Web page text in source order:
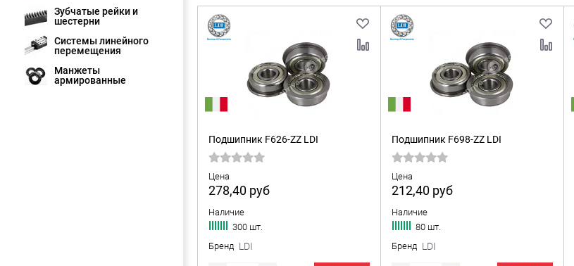
Зубчатые рейки и
шестерни
Системы линейного
перемещения
Манжеты
армированные
Подшипник F626-ZZ LDI
Цена
278,40 руб
Наличие
300 шт.
Бренд LDI
Подшипник F698-ZZ LDI
Цена
212,40 руб
Наличие
80 шт.
Бренд LDI